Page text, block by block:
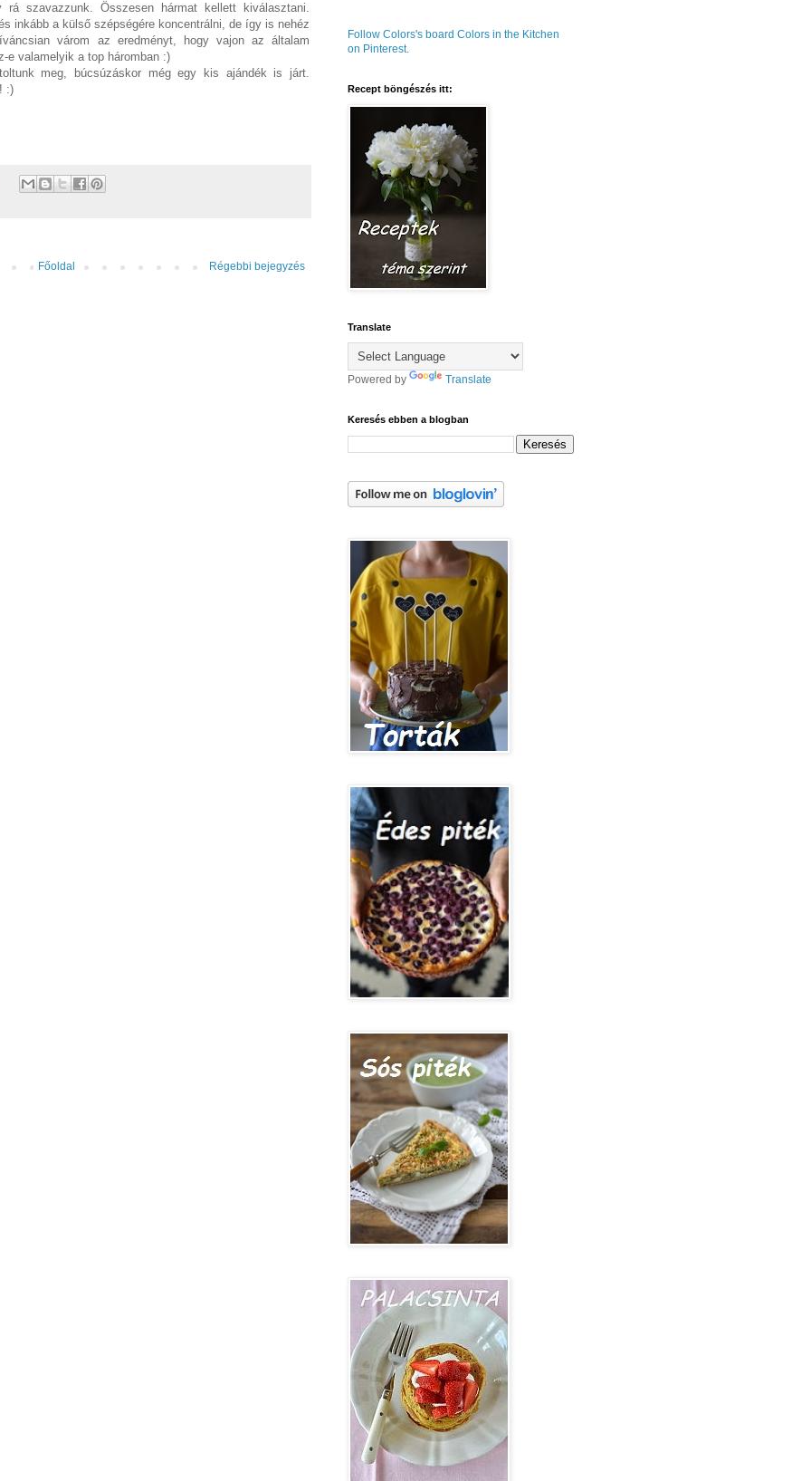
szavazzunk. Összesen hármat kellett kiválasztani.
inkább a külső szépségére koncentrálni, de így is nehéz
várom az eredményt, hogy vajon az általam
e valamelyik a top háromban :)
meg, búcsúzáskor még egy kis ajándék is járt.
:)
Régebbi bejegyzés
Főoldal
Follow Colors's board Colors in the Kitchen
on Pinterest.
Recept böngészés itt:
Translate
Powered by Translate
Keresés ebben a blogban